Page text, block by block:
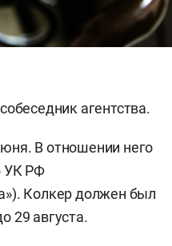
агентства.
В отношении него
УК РФ
Колкер должен был
29 августа.